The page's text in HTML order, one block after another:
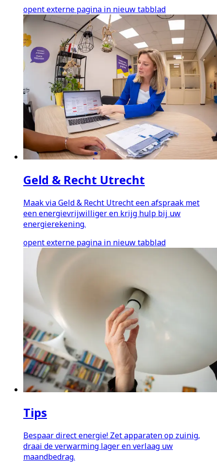
opent externe pagina in nieuw tabblad
Geld & Recht Utrecht
Maak via Geld & Recht Utrecht een afspraak met
een energievrijwilliger en krijg hulp bij uw
energierekening.
opent externe pagina in nieuw tabblad
Tips
Bespaar direct energie! Zet apparaten op zuinig,
draai de verwarming lager en verlaag uw
maandbedrag.